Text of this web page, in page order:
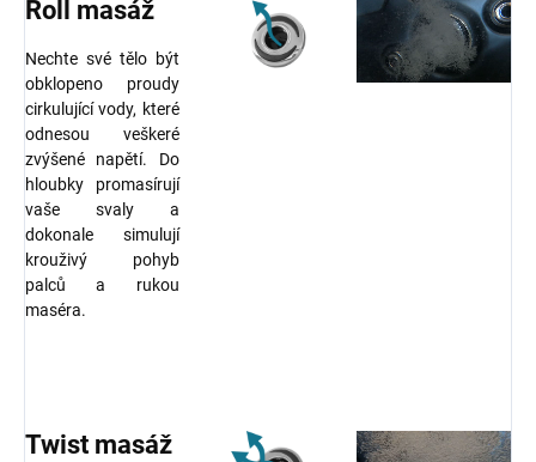
Roll masáž
Nechte své tělo být
obklopeno proudy
cirkulující vody, které
odnesou veškeré
zvýšené napětí. Do
hloubky promasírují
vaše svaly a
dokonale simulují
krouživý pohyb
palců a rukou
maséra.
Twist masáž